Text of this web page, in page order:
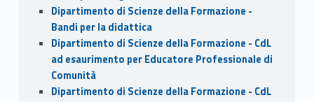
Dipartimento di Scienze della Formazione -
Bandi per la didattica
Dipartimento di Scienze della Formazione - CdL
ad esaurimento per Educatore Professionale di
Comunità
Dipartimento di Scienze della Formazione - CdL